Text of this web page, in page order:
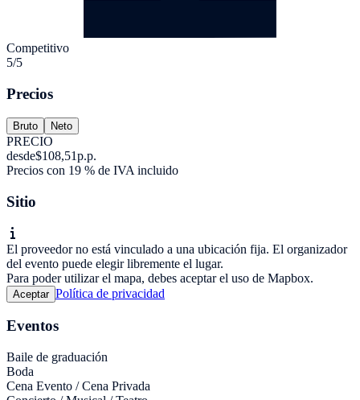
Competitivo
5/5
Precios
Bruto Neto
PRECIO
desde$108,51p.p.
Precios con 19 % de IVA incluido
Sitio
El proveedor no está vinculado a una ubicación fija. El organizador
del evento puede elegir libremente el lugar.
Para poder utilizar el mapa, debes aceptar el uso de Mapbox.
Aceptar Política de privacidad
Eventos
Baile de graduación
Boda
Cena Evento / Cena Privada